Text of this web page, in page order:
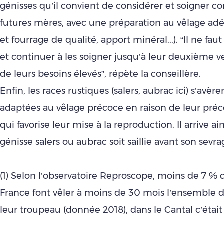
génisses qu’il convient de considérer et soigner
futures mères, avec une préparation au vêlage
et fourrage de qualité, apport minéral...). “Il ne faut
et continuer à les soigner jusqu’à leur deuxième
de leurs besoins élevés”, répète la conseillère.
Enfin, les races rustiques (salers, aubrac ici)
adaptées au vêlage précoce en raison de leur
qui favorise leur mise à la reproduction. Il arrive
génisse salers ou aubrac soit saillie avant son
(1) Selon l’observatoire Reproscope, moins de 7 %
France font vêler à moins de 30 mois l’ensemble
leur troupeau (donnée 2018), dans le Cantal c’était